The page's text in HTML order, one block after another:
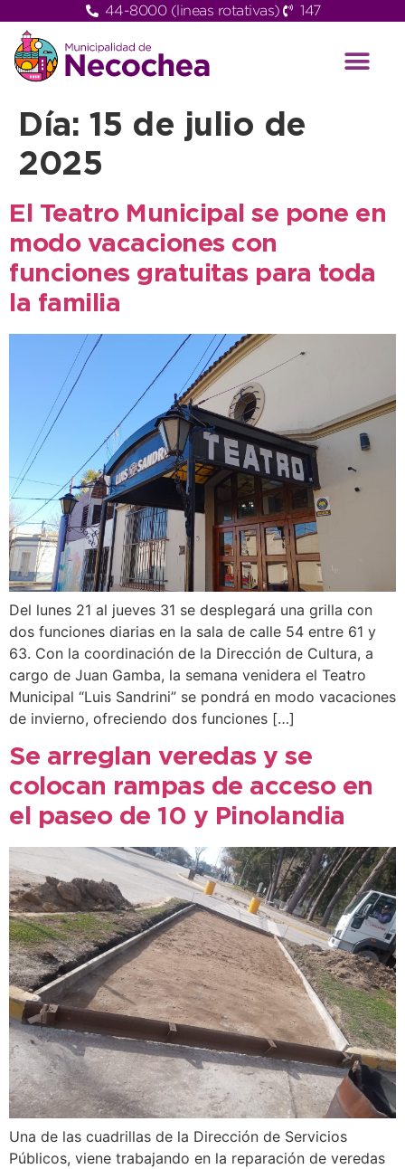
44-8000 (lineas rotativas) 147
Día: 15 de julio de
2025
El Teatro Municipal se pone en
modo vacaciones con
funciones gratuitas para toda
la familia
Del lunes 21 al jueves 31 se desplegará una grilla con
dos funciones diarias en la sala de calle 54 entre 61 y
63. Con la coordinación de la Dirección de Cultura, a
cargo de Juan Gamba, la semana venidera el Teatro
Municipal “Luis Sandrini” se pondrá en modo vacaciones
de invierno, ofreciendo dos funciones […]
Se arreglan veredas y se
colocan rampas de acceso en
el paseo de 10 y Pinolandia
Una de las cuadrillas de la Dirección de Servicios
Públicos, viene trabajando en la reparación de veredas